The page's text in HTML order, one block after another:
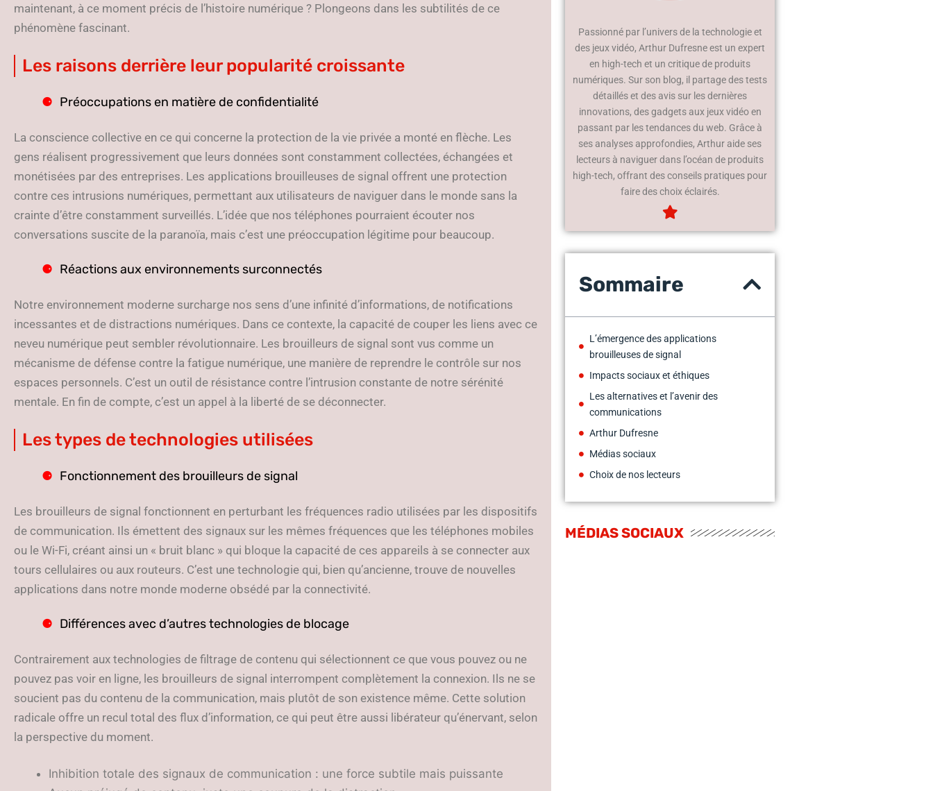
maintenant, à ce moment précis de l’histoire numérique ? Plongeons dans les subtilités de ce
phénomène fascinant.
Les raisons derrière leur popularité croissante
Préoccupations en matière de confidentialité
La conscience collective en ce qui concerne la protection de la vie privée a monté en flèche. Les
gens réalisent progressivement que leurs données sont constamment collectées, échangées et
monétisées par des entreprises. Les applications brouilleuses de signal offrent une protection
contre ces intrusions numériques, permettant aux utilisateurs de naviguer dans le monde sans la
crainte d’être constamment surveillés. L’idée que nos téléphones pourraient écouter nos
conversations suscite de la paranoïa, mais c’est une préoccupation légitime pour beaucoup.
Réactions aux environnements surconnectés
Notre environnement moderne surcharge nos sens d’une infinité d’informations, de notifications
incessantes et de distractions numériques. Dans ce contexte, la capacité de couper les liens avec ce
neveu numérique peut sembler révolutionnaire. Les brouilleurs de signal sont vus comme un
mécanisme de défense contre la fatigue numérique, une manière de reprendre le contrôle sur nos
espaces personnels. C’est un outil de résistance contre l’intrusion constante de notre sérénité
mentale. En fin de compte, c’est un appel à la liberté de se déconnecter.
Les types de technologies utilisées
Fonctionnement des brouilleurs de signal
Les brouilleurs de signal fonctionnent en perturbant les fréquences radio utilisées par les dispositifs
de communication. Ils émettent des signaux sur les mêmes fréquences que les téléphones mobiles
ou le Wi-Fi, créant ainsi un « bruit blanc » qui bloque la capacité de ces appareils à se connecter aux
tours cellulaires ou aux routeurs. C’est une technologie qui, bien qu’ancienne, trouve de nouvelles
applications dans notre monde moderne obsédé par la connectivité.
Différences avec d’autres technologies de blocage
Contrairement aux technologies de filtrage de contenu qui sélectionnent ce que vous pouvez ou ne
pouvez pas voir en ligne, les brouilleurs de signal interrompent complètement la connexion. Ils ne se
soucient pas du contenu de la communication, mais plutôt de son existence même. Cette solution
radicale offre un recul total des flux d’information, ce qui peut être aussi libérateur qu’énervant, selon
la perspective du moment.
Inhibition totale des signaux de communication : une force subtile mais puissante
Passionné par l’univers de la technologie et
des jeux vidéo, Arthur Dufresne est un expert
en high-tech et un critique de produits
numériques. Sur son blog, il partage des tests
détaillés et des avis sur les dernières
innovations, des gadgets aux jeux vidéo en
passant par les tendances du web. Grâce à
ses analyses approfondies, Arthur aide ses
lecteurs à naviguer dans l’océan de produits
high-tech, offrant des conseils pratiques pour
faire des choix éclairés.
Sommaire
L’émergence des applications
brouilleuses de signal
Impacts sociaux et éthiques
Les alternatives et l’avenir des
communications
Arthur Dufresne
Médias sociaux
Choix de nos lecteurs
MÉDIAS SOCIAUX